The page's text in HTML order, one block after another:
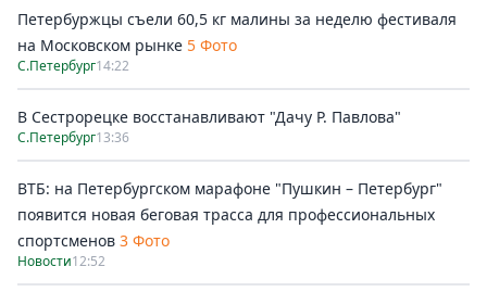
Петербуржцы съели 60,5 кг малины за неделю фестиваля
на Московском рынке 5 Фото
С.Петербург14:22
В Сестрорецке восстанавливают "Дачу Р. Павлова"
С.Петербург13:36
ВТБ: на Петербургском марафоне "Пушкин – Петербург"
появится новая беговая трасса для профессиональных
спортсменов 3 Фото
Новости12:52